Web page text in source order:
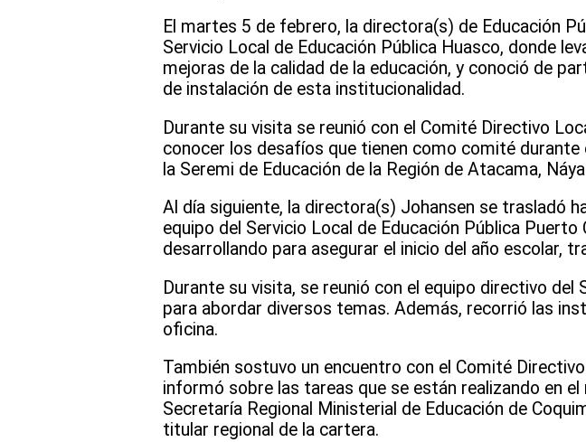
El martes 5 de febrero, la directora(s) de Educación
Servicio Local de Educación Pública Huasco, donde
mejoras de la calidad de la educación, y conoció de
de instalación de esta institucionalidad.
Durante su visita se reunió con el Comité Directivo
conocer los desafíos que tienen como comité
la Seremi de Educación de la Región de Atacama,
Al día siguiente, la directora(s) Johansen se trasladó
equipo del Servicio Local de Educación Pública
desarrollando para asegurar el inicio del año escolar,
Durante su visita, se reunió con el equipo directivo
para abordar diversos temas. Además, recorrió las
oficina.
También sostuvo un encuentro con el Comité
informó sobre las tareas que se están realizando en
Secretaría Regional Ministerial de Educación de
titular regional de la cartera.